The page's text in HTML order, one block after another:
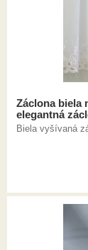
Záclona biela
elegantná
Biela vyšívaná